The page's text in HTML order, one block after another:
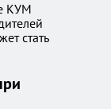
КУМ
стать